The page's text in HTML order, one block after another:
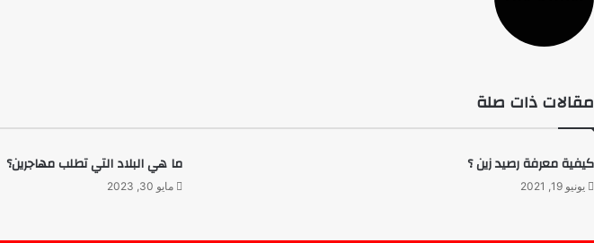
مقالات ذات صلة
كيفية معرفة رصيد زين ؟
يونيو 19, 2021
ما هي البلاد التي تطلب مهاجرين؟
مايو 30, 2023